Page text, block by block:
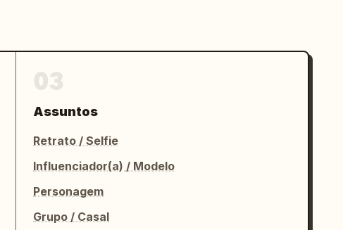
Assuntos
Retrato / Selfie
Influenciador(a) / Modelo
Personagem
Grupo / Casal